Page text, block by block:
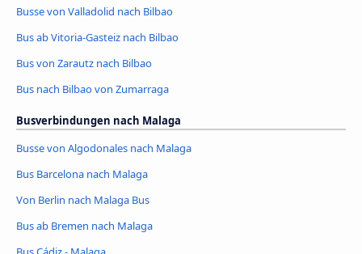
Busse von Valladolid nach Bilbao
Bus ab Vitoria-Gasteiz nach Bilbao
Bus von Zarautz nach Bilbao
Bus nach Bilbao von Zumarraga
Busverbindungen nach Malaga
Busse von Algodonales nach Malaga
Bus Barcelona nach Malaga
Von Berlin nach Malaga Bus
Bus ab Bremen nach Malaga